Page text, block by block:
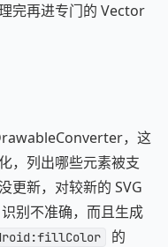
完再进专门的 Vector
，这
，列出哪些元素被支
更新，对较新的 SVG
别不准确，而且生成
的